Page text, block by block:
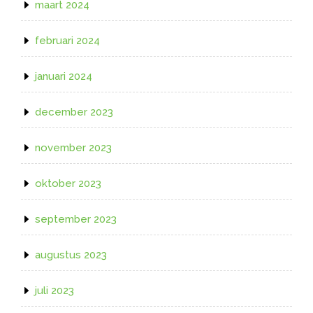
maart 2024
februari 2024
januari 2024
december 2023
november 2023
oktober 2023
september 2023
augustus 2023
juli 2023